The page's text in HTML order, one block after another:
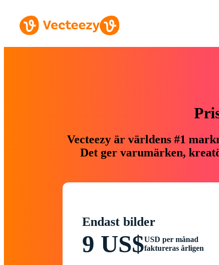
Vecteezy är världens #1
Det ger varumärken,
Endast bilder
9 US$USD per månad
faktureras årligen